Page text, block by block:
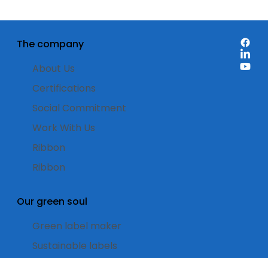
The company
About Us
Certifications
Social Commitment
Work With Us
Ribbon
Ribbon
Our green soul
Green label maker
Sustainable labels